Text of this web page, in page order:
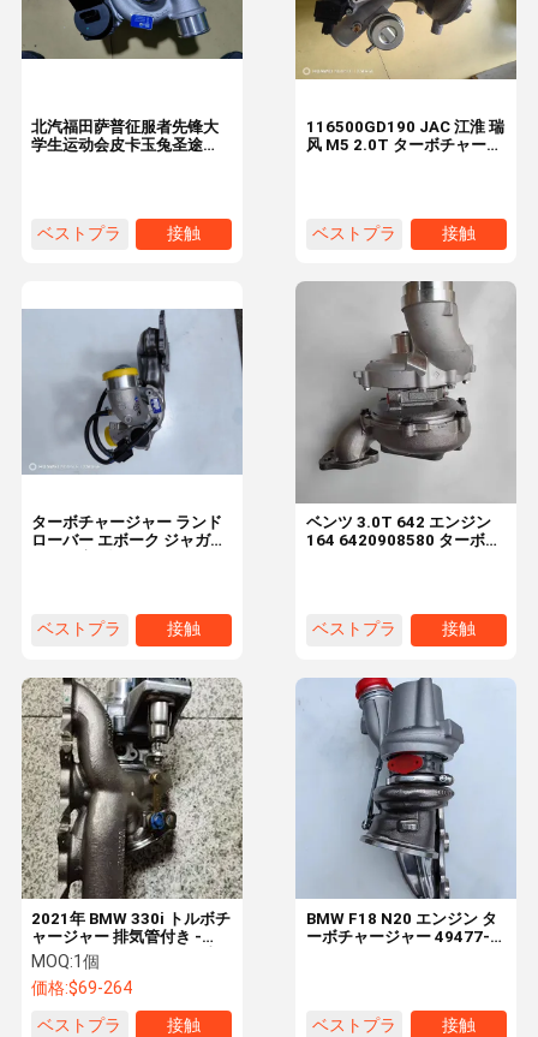
ホーム 製品 ビデオ
わたしたち
に つい て
工場 ツアー 品質管理
連絡 くださ
ニュース
ケース
116500GD190 JAC 江淮 瑞
风 M5 2.0T ターボチャージ
ベストプラ
接触
北汽福田萨普征服者先锋大
学生运动会皮卡玉兔圣途
ベストプラ
接触
ベンツ 3.0T 642 エンジン
164 6420908580 ターボチ
ベストプラ
接触
ターボチャージャー ランド
ローバー エボーク ジャガー
ベストプラ
接触
BMW F18 N20 エンジン タ
ーボチャージャー 49477-
ベストプラ
接触
2021年 BMW 330i トルボチ
ャージャー 排気管付き -
11658631904 エンジン直
交換
MOQ:1個
価格:$69-264
ベストプラ
接触